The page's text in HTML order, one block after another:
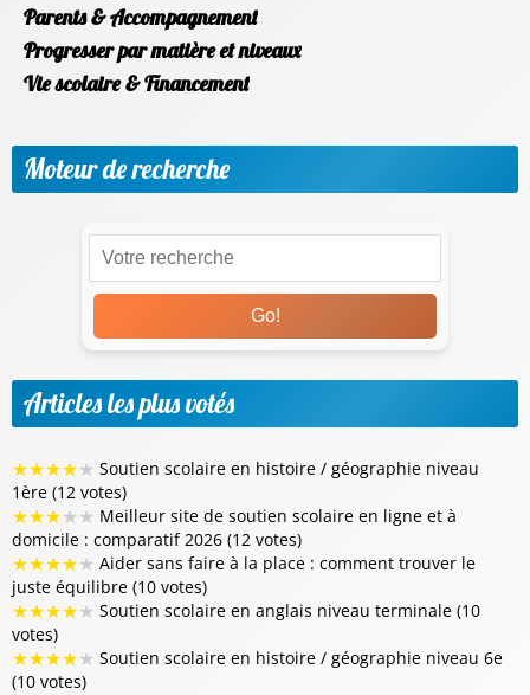
Parents & Accompagnement
Progresser par matière et niveaux
Vie scolaire & Financement
Moteur de recherche
Go!
Articles les plus votés
★★★★★ Soutien scolaire en histoire / géographie niveau
1ère (12 votes)
★★★★★ Meilleur site de soutien scolaire en ligne et à
domicile : comparatif 2026 (12 votes)
★★★★★ Aider sans faire à la place : comment trouver le
juste équilibre (10 votes)
★★★★★ Soutien scolaire en anglais niveau terminale (10
votes)
★★★★★ Soutien scolaire en histoire / géographie niveau 6e
(10 votes)